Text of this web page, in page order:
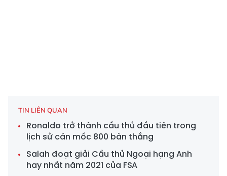
TIN LIÊN QUAN
Ronaldo trở thành cầu thủ đầu tiên trong
lịch sử cán mốc 800 bàn thắng
Salah đoạt giải Cầu thủ Ngoại hạng Anh
hay nhất năm 2021 của FSA